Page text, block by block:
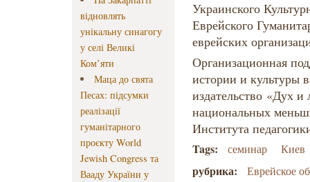
відновлять
унікальну синагогу
у селі Великі
Ком’яти
Маца до свята
Песах: підсумки
реалізації
гуманітарного
проєкту World
Jewish Congress та
Вааду України у
Украинского
Еврейского
еврейских
Организационная
истории и культуры
издательство «Дух и
национальных
Института
Tags: семинар Киев
рубрика: Еврейское